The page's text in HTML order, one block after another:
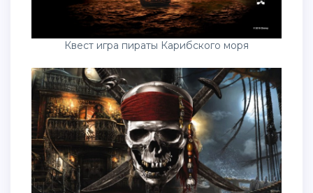
Квест игра пираты Карибского моря